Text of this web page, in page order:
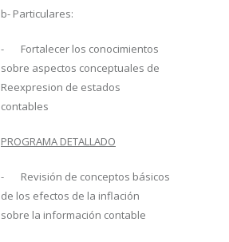
b- Particulares:
- Fortalecer los conocimientos
sobre aspectos conceptuales de
Reexpresion de estados
contables
PROGRAMA DETALLADO
- Revisión de conceptos básicos
de los efectos de la inflación
sobre la información contable